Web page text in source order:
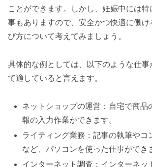
ことができます。しかし、妊娠中には
事もありますので、安全かつ快適に働け
び方について考えてみましょう。
具体的な例としては、以下のような仕事
て適していると言えます。
ネットショップの運営：自宅で商品
報の入力作業ができます。
ライティング業務：記事の執筆やコ
など、パソコンを使った仕事ができ
インターネット調査：インターネッ